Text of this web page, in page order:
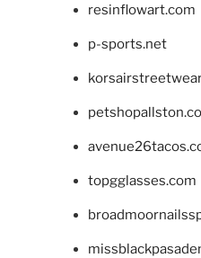
resinflowart.com
p-sports.net
topgglasses.com